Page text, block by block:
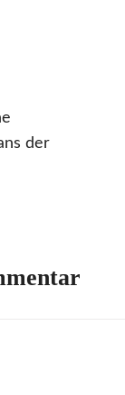
der